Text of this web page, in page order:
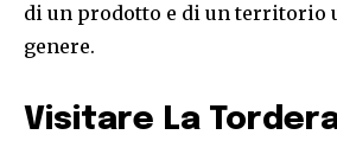
di un prodotto e di un territorio
genere.
Visitare La